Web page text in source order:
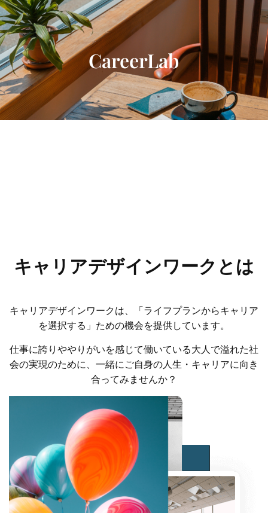
内
容
を
ス
キ
ッ
プ
CareerLab
キャリアデザインワークとは
キャリアデザインワークは、「ライフプランからキャリア
を選択する」ための機会を提供しています。
仕事に誇りややりがいを感じて働いている大人で溢れた社
会の実現のために、一緒にご自身の人生・キャリアに向き
合ってみませんか？